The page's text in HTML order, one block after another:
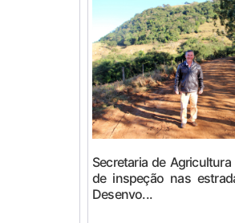
Secretaria de
de inspeção nas
Desenvo...